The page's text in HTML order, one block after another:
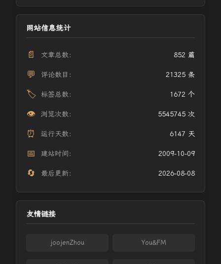
网站信息统计
📄 文章总数： 852 篇
💬 评论数目： 21325 条
🏷️ 标签总数： 1672 个
👁️ 浏览次数： 5545745 次
⏰ 运行天数： 6147 天
📅 建站时间： 2009-10-09
🔄 最后更新： 2026-08-08
友情链接
joojenZhou You&FM